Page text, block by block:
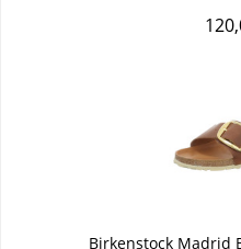
Birkenstock Madrid